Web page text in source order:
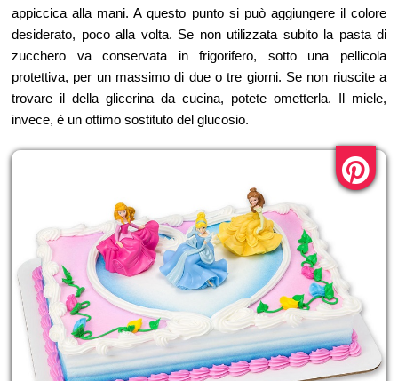
appiccica alla mani. A questo punto si può aggiungere il colore
desiderato, poco alla volta. Se non utilizzata subito la pasta di
zucchero va conservata in frigorifero, sotto una pellicola
protettiva, per un massimo di due o tre giorni. Se non riuscite a
trovare il della glicerina da cucina, potete ometterla. Il miele,
invece, è un ottimo sostituto del glucosio.